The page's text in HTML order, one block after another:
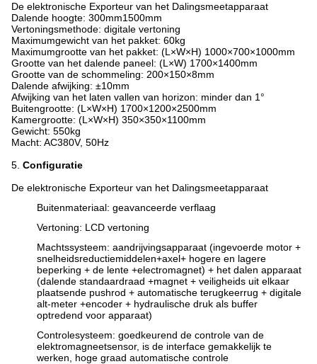
De elektronische Exporteur van het Dalingsmeetapparaat
Dalende hoogte: 300mm1500mm
Vertoningsmethode: digitale vertoning
Maximumgewicht van het pakket: 60kg
Maximumgrootte van het pakket: (L×W×H) 1000×700×1000mm
Grootte van het dalende paneel: (L×W) 1700×1400mm
Grootte van de schommeling: 200×150×8mm
Dalende afwijking: ±10mm
Afwijking van het laten vallen van horizon: minder dan 1°
Buitengrootte: (L×W×H) 1700×1200×2500mm
Kamergrootte: (L×W×H) 350×350×1100mm
Gewicht: 550kg
Macht: AC380V, 50Hz
5. Configuratie
De elektronische Exporteur van het Dalingsmeetapparaat
Buitenmateriaal: geavanceerde verflaag
Vertoning: LCD vertoning
Machtssysteem: aandrijvingsapparaat (ingevoerde motor +
snelheidsreductiemiddelen+axel+ hogere en lagere
beperking + de lente +electromagnet) + het dalen apparaat
(dalende standaardraad +magnet + veiligheids uit elkaar
plaatsende pushrod + automatische terugkeerrug + digitale
alt-meter +encoder + hydraulische druk als buffer
optredend voor apparaat)
Controlesysteem: goedkeurend de controle van de
elektromagneetsensor, is de interface gemakkelijk te
werken, hoge graad automatische controle